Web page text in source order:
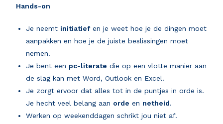
Hands-on
Je neemt initiatiefen je weet hoe je de dingen moet
aanpakken en hoe je de juiste beslissingen moet
nemen.
Je bent een pc-literate die op een vlotte manier aan
de slag kan met Word, Outlook en Excel.
Je zorgt ervoor dat alles tot in de puntjes in orde is.
Je hecht veel belang aan orde en netheid.
Werken op weekenddagen schrikt jou niet af.